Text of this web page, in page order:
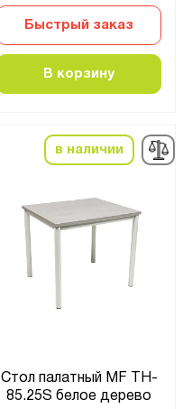
Быстрый заказ
В корзину
в наличии
Стол палатный MF TH-
85.25S белое дерево